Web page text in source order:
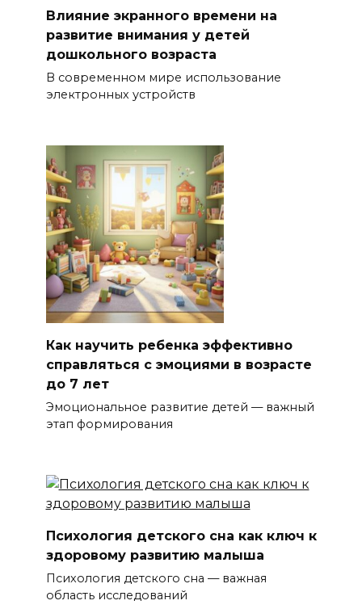
Влияние экранного времени на
развитие внимания у детей
дошкольного возраста
В современном мире использование
электронных устройств
Как научить ребенка эффективно
справляться с эмоциями в возрасте
до 7 лет
Эмоциональное развитие детей — важный
этап формирования
Психология детского сна как ключ к
здоровому развитию малыша
Психология детского сна — важная
область исследований